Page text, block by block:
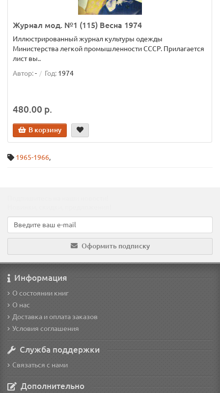
Журнал мод. №1 (115) Весна 1974
Иллюстрированный журнал культуры одежды
Министерства легкой промышленности СССР. Прилагается
лист вы..
Автор:- Год: 1974
480.00 р.
В корзину
1965-1966,
Оформить подписку
Информация
О состоянии книг
О нас
Доставка и оплата заказов
Условия соглашения
Служба поддержки
Связаться с нами
Дополнительно